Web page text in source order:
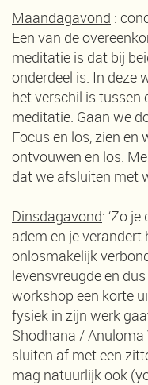
Maandagavond :
Een van de
meditatie is dat bij
onderdeel is. In deze
het verschil is tussen
meditatie. Gaan we
Focus en los, zien en
ontvouwen en los.
dat we afsluiten met
Dinsdagavond: ‘Zo
adem en je verandert
onlosmakelijk
levensvreugde en
workshop een korte
fysiek in zijn werk
Shodhana / Anuloma
sluiten af met een
mag natuurlijk ook